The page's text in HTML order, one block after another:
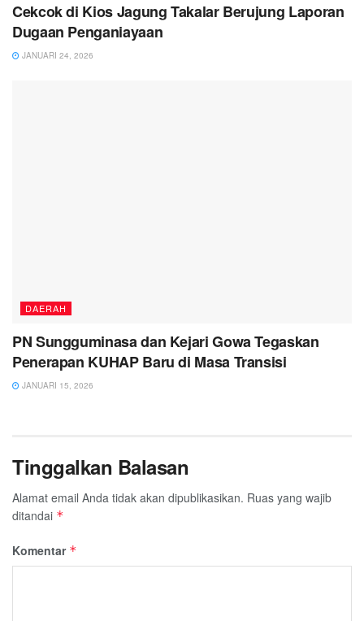
Cekcok di Kios Jagung Takalar Berujung Laporan
Dugaan Penganiayaan
JANUARI 24, 2026
DAERAH
PN Sungguminasa dan Kejari Gowa Tegaskan
Penerapan KUHAP Baru di Masa Transisi
JANUARI 15, 2026
Tinggalkan Balasan
Alamat email Anda tidak akan dipublikasikan. Ruas yang wajib
ditandai *
Komentar *